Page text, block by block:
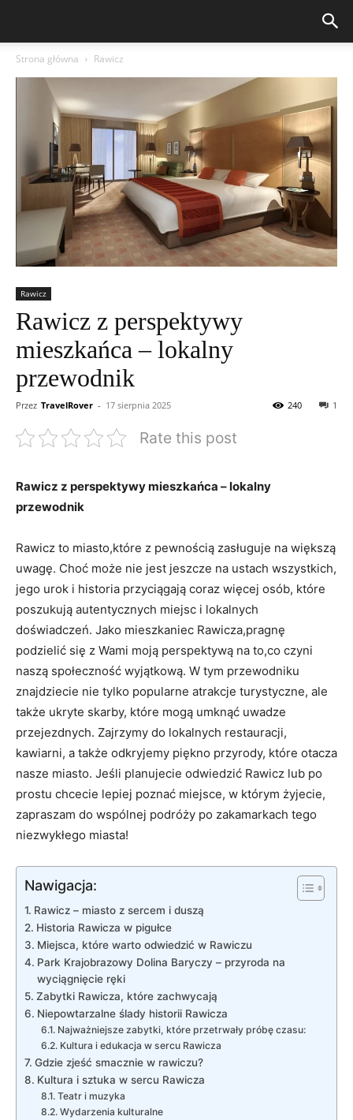
Strona główna Rawicz
Rawicz
Rawicz z perspektywy
mieszkańca – lokalny
przewodnik
Przez TravelRover - 17 sierpnia 2025 1
240
Rate this post
Rawicz z perspektywy mieszkańca – lokalny
przewodnik
Rawicz to miasto,które z pewnością zasługuje na większą
uwagę. Choć może nie jest jeszcze na ustach wszystkich,
jego urok i historia przyciągają coraz więcej osób, które
poszukują autentycznych miejsc i lokalnych
doświadczeń. Jako mieszkaniec Rawicza,pragnę
podzielić się z Wami moją perspektywą na to,co czyni
naszą społeczność wyjątkową. W tym przewodniku
znajdziecie nie tylko popularne atrakcje turystyczne, ale
także ukryte skarby, które mogą umknąć uwadze
przejezdnych. Zajrzymy do lokalnych restauracji,
kawiarni, a także odkryjemy piękno przyrody, które otacza
nasze miasto. Jeśli planujecie odwiedzić Rawicz lub po
prostu chcecie lepiej poznać miejsce, w którym żyjecie,
zapraszam do wspólnej podróży po zakamarkach tego
niezwykłego miasta!
Nawigacja:
Rawicz – miasto z sercem i duszą
Historia Rawicza w pigułce
Miejsca, które warto odwiedzić w Rawiczu
Park Krajobrazowy Dolina Baryczy – przyroda na
wyciągnięcie ręki
Zabytki Rawicza, które zachwycają
Niepowtarzalne ślady historii Rawicza
Najważniejsze zabytki, które przetrwały próbę czasu:
Kultura i edukacja w sercu Rawicza
Gdzie zjeść smacznie w rawiczu?
Kultura i sztuka w sercu Rawicza
Teatr i muzyka
Wydarzenia kulturalne